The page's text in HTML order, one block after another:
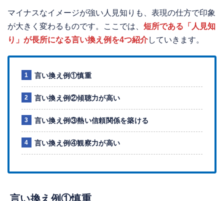
マイナスなイメージが強い人見知りも、表現の仕方で印象
が大きく変わるものです。ここでは、 短所である「人見知
り」が長所になる言い換え例を4つ紹介していきます。
言い換え例①慎重
言い換え例②傾聴力が高い
言い換え例③熱い信頼関係を築ける
言い換え例④観察力が高い
言い換え例①慎重